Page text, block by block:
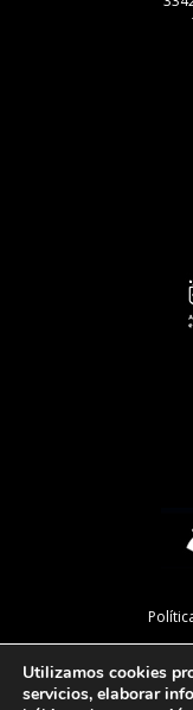
Utilizamos cookies
servicios, elaborar